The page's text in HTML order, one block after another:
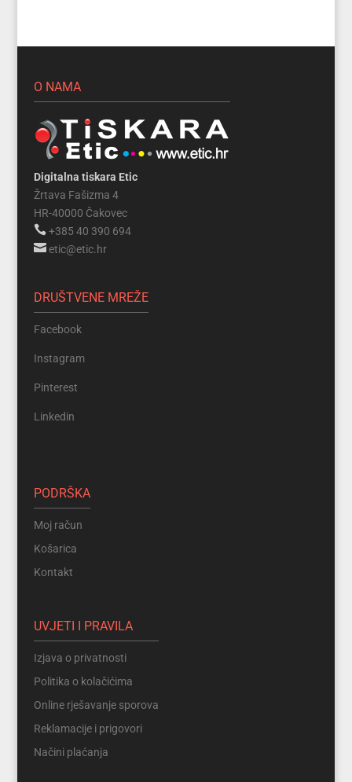
O NAMA
Digitalna tiskara Etic
Žrtava Fašizma 4
HR-40000 Čakovec
+385 40 390 694
etic@etic.hr
DRUŠTVENE MREŽE
Facebook
Instagram
Pinterest
Linkedin
PODRŠKA
Moj račun
Košarica
Kontakt
UVJETI I PRAVILA
Izjava o privatnosti
Politika o kolačićima
Online rješavanje sporova
Reklamacije i prigovori
Načini plaćanja